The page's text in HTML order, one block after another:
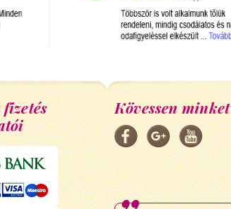
Kövessen minket